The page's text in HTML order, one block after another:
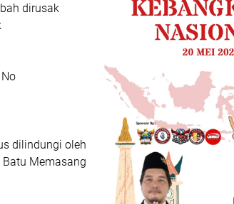
dirusak
dilindungi oleh
Memasang